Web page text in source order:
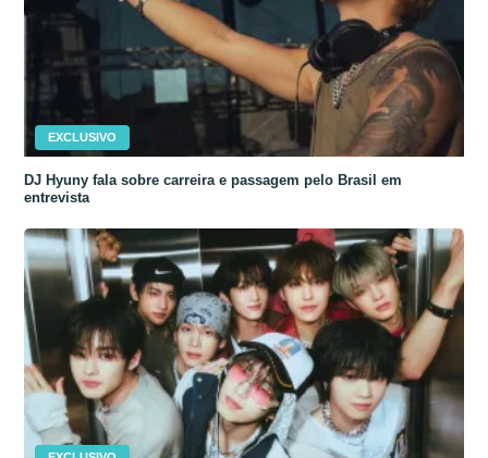
EXCLUSIVO
DJ Hyuny fala sobre carreira e passagem pelo Brasil em
entrevista